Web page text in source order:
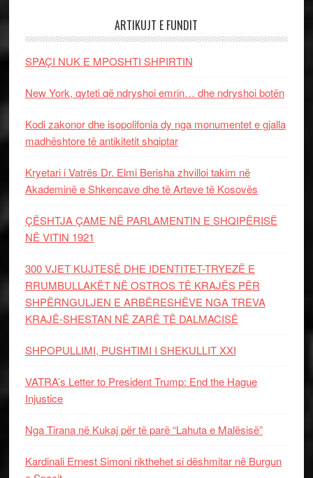
ARTIKUJT E FUNDIT
SPAÇI NUK E MPOSHTI SHPIRTIN
New York, qyteti që ndryshoi emrin… dhe ndryshoi botën
Kodi zakonor dhe isopolifonia dy nga monumentet e gjalla
madhështore të antikitetit shqiptar
Kryetari i Vatrës Dr. Elmi Berisha zhvilloi takim në
Akademinë e Shkencave dhe të Arteve të Kosovës
ÇËSHTJA ÇAME NË PARLAMENTIN E SHQIPËRISË
NË VITIN 1921
300 VJET KUJTESË DHE IDENTITET-TRYEZË E
RRUMBULLAKËT NË OSTROS TË KRAJËS PËR
SHPËRNGULJEN E ARBËRESHËVE NGA TREVA
KRAJË-SHESTAN NË ZARË TË DALMACISË
SHPOPULLIMI, PUSHTIMI I SHEKULLIT XXI
VATRA’s Letter to President Trump: End the Hague
Injustice
Nga Tirana në Kukaj për të parë “Lahuta e Malësisë”
Kardinali Ernest Simoni rikthehet si dëshmitar në Burgun